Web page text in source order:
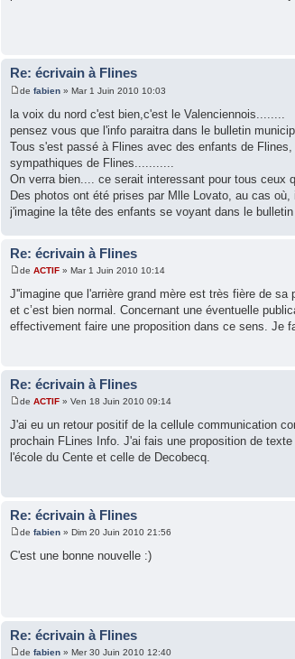
Re: écrivain à Flines
de fabien » Mar 1 Juin 2010 10:03
la voix du nord c'est bien,c'est le Valenciennois........
pensez vous que l'info paraitra dans le bulletin
Tous s'est passé à Flines avec des enfants de
sympathiques de Flines...........
On verra bien.... ce serait interessant pour tous ceux
Des photos ont été prises par Mlle Lovato, au cas où,
j'imagine la tête des enfants se voyant dans le
Re: écrivain à Flines
de ACTIF » Mar 1 Juin 2010 10:14
J''imagine que l'arrière grand mère est très fière de
et c’est bien normal. Concernant une éventuelle
effectivement faire une proposition dans ce sens. Je
Re: écrivain à Flines
de ACTIF » Ven 18 Juin 2010 09:14
J'ai eu un retour positif de la cellule communication
prochain FLines Info. J'ai fais une proposition de
l'école du Cente et celle de Decobecq.
Re: écrivain à Flines
de fabien » Dim 20 Juin 2010 21:56
C'est une bonne nouvelle :)
Re: écrivain à Flines
de fabien » Mer 30 Juin 2010 12:40